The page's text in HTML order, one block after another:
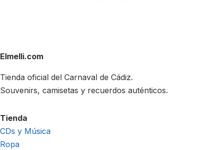
Elmelli.com
Tienda oficial del Carnaval de Cádiz.
Souvenirs, camisetas y recuerdos auténticos.
Tienda
CDs y Música
Ropa